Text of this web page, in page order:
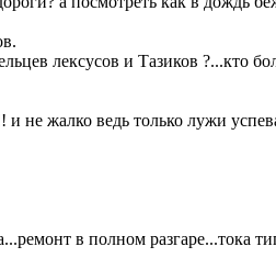
лексусов и Тазиков ?...кто
не жалко ведь только лужи
в полном разгаре...тока